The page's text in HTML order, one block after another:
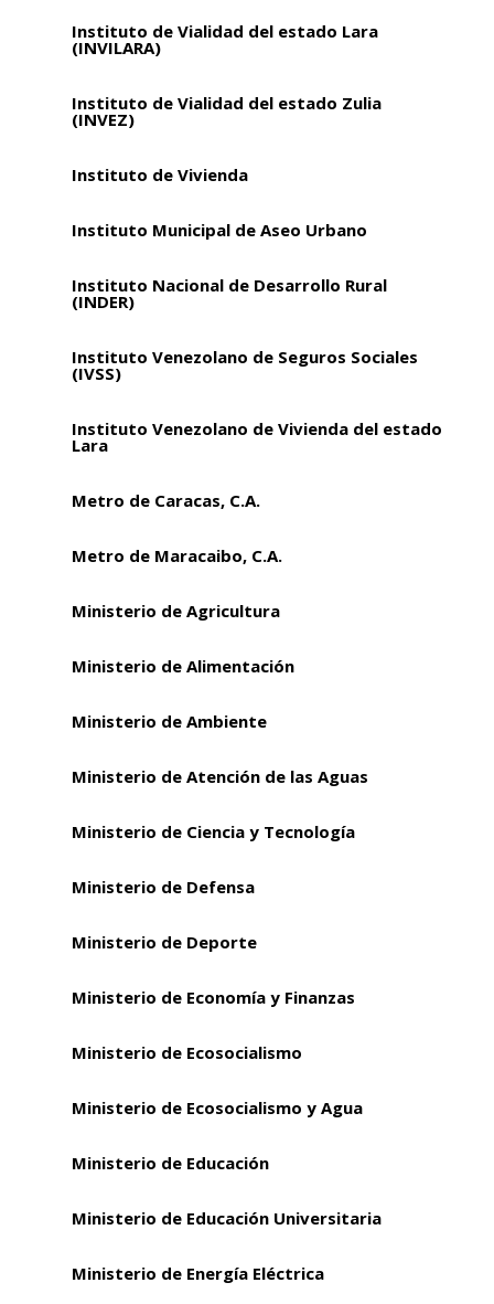
Instituto de Vialidad del estado Lara
(INVILARA)
Instituto de Vialidad del estado Zulia
(INVEZ)
Instituto de Vivienda
Instituto Municipal de Aseo Urbano
Instituto Nacional de Desarrollo Rural
(INDER)
Instituto Venezolano de Seguros Sociales
(IVSS)
Instituto Venezolano de Vivienda del estado
Lara
Metro de Caracas, C.A.
Metro de Maracaibo, C.A.
Ministerio de Agricultura
Ministerio de Alimentación
Ministerio de Ambiente
Ministerio de Atención de las Aguas
Ministerio de Ciencia y Tecnología
Ministerio de Defensa
Ministerio de Deporte
Ministerio de Economía y Finanzas
Ministerio de Ecosocialismo
Ministerio de Ecosocialismo y Agua
Ministerio de Educación
Ministerio de Educación Universitaria
Ministerio de Energía Eléctrica